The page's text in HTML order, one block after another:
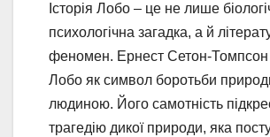
Історія Лобо – це не лише
психологічна загадка, а й
феномен. Ернест Сетон-Томпсон
Лобо як символ боротьби
людиною. Його самотність
трагедію дикої природи, яка